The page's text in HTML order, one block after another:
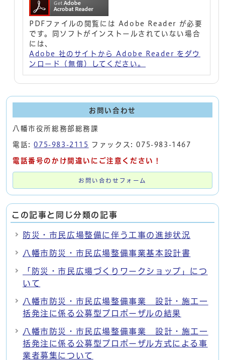
PDFファイルの閲覧には Adobe Reader が必要
です。同ソフトがインストールされていない場合
には、
Adobe 社のサイトから Adobe Reader をダウ
ンロード（無償）してください。
お問い合わせ
八幡市役所総務部総務課
電話:075-983-2115 ファックス: 075-983-1467
電話番号のかけ間違いにご注意ください！
お問い合わせフォーム
この記事と同じ分類の記事
防災・市民広場整備に伴う工事の進捗状況
八幡市防災・市民広場整備事業基本設計書
「防災・市民広場づくりワークショップ」につ
いて
八幡市防災・市民広場整備事業 設計・施工一
括発注に係る公募型プロポーザルの結果
八幡市防災・市民広場整備事業 設計・施工一
括発注に係る公募型プロポーザル方式による事
業者募集について